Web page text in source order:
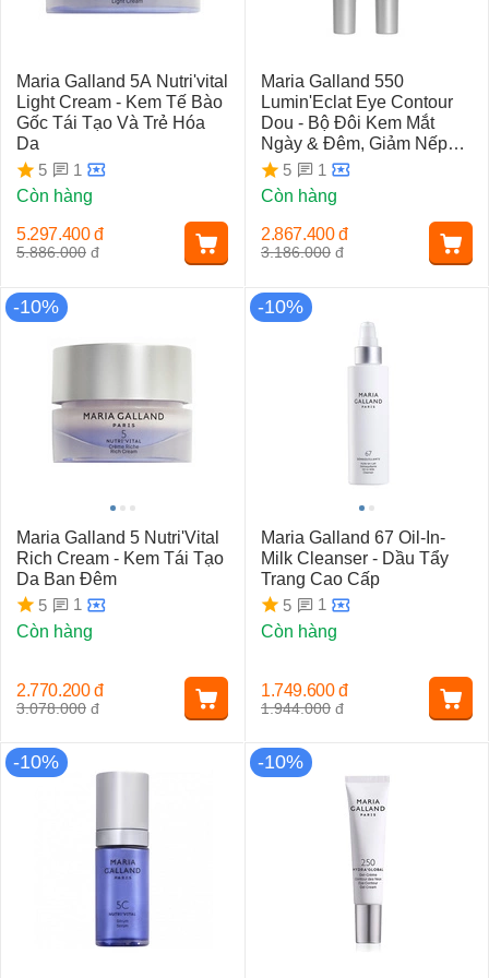
Hầu hết các sản phẩm cũng như các liệu trình chăm sóc
sắc đẹp của Maria Galland giờ đây đã tạo thành một mạng
những thương hiệu mỹ phẩm chuyên nghiệp hàng đầu
trên thế giới.
Maria Galland 5A Nutri'vital
Light Cream - Kem Tế Bào
Gốc Tái Tạo Và Trẻ Hóa
Da
5
1
Còn hàng
5.886.000 đ
5.297.400 đ
Maria Galland 550
Lumin'Eclat Eye Contour
Dou - Bộ Đôi Kem Mắt
Ngày & Đêm, Giảm Nếp
Nhăn, Quầng Thâm, Bọng
Mắt
5
1
Còn hàng
3.186.000 đ
2.867.400 đ
-10%
Maria Galland 5 Nutri'Vital
Rich Cream - Kem Tái Tạo
Da Ban Đêm
5
1
Còn hàng
3.078.000 đ
2.770.200 đ
-10%
Maria Galland 67 Oil-In-
Milk Cleanser - Dầu Tẩy
Trang Cao Cấp
5
1
Còn hàng
1.944.000 đ
1.749.600 đ
-10% -10%